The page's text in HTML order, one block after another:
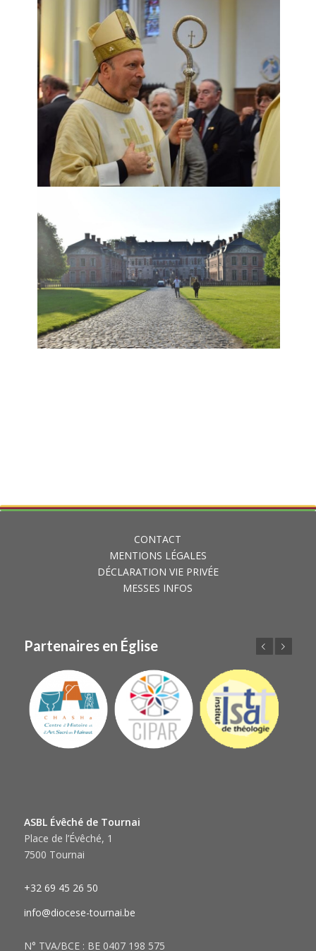
CONTACT
MENTIONS LÉGALES
DÉCLARATION VIE PRIVÉE
MESSES INFOS
Partenaires en Église
ASBL Évêché de Tournai
Place de l’Évêché, 1
7500 Tournai
+32 69 45 26 50
info@diocese-tournai.be
N° TVA/BCE : BE 0407 198 575